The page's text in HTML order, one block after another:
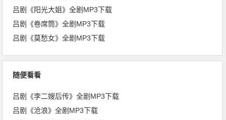
吕剧《阳光大姐》全剧MP3下载
吕剧《卷席筒》全剧MP3下载
吕剧《莫愁女》全剧MP3下载
随便看看
吕剧《李二嫂后传》全剧MP3下载
吕剧《沧浪》全剧MP3下载